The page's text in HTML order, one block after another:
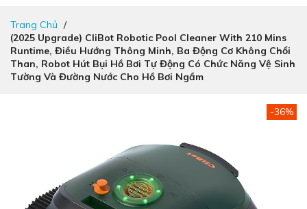
nhanh
đến
nội
dung
Trang Chủ
(2025 Upgrade) CliBot Robotic Pool Cleaner With 210 Mins
Runtime, Điều Hướng Thông Minh, Ba Động Cơ Không Chổi
Than, Robot Hút Bụi Hồ Bơi Tự Động Có Chức Năng Vệ Sinh
Tường Và Đường Nước Cho Hồ Bơi Ngầm
viện
-36%